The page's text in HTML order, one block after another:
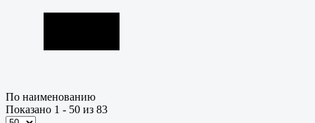
По наименованию
Показано 1 - 50 из 83